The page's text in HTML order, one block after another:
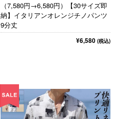
（7,580円→6,580円）【30サイズ即
納】イタリアンオレンジチノパンツ
9分丈
¥6,580 (税込)